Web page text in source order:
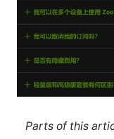
Parts of this